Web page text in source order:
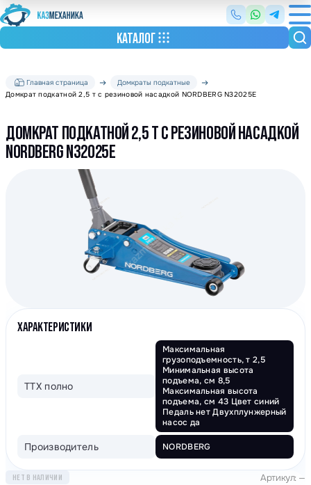
КАТАЛОГ
Главная страница
Домкраты подкатные
Домкрат подкатной 2,5 т с резиновой насадкой NORDBERG N32025E
ДОМКРАТ ПОДКАТНОЙ 2,5 Т С РЕЗИНОВОЙ НАСАДКОЙ
NORDBERG N32025E
ХАРАКТЕРИСТИКИ
ТТХ полно
Максимальная
грузоподъемность, т 2,5
Минимальная высота
подъема, см 8,5
Максимальная высота
подъема, см 43 Цвет синий
Педаль нет Двухплунжерный
насос да
Производитель NORDBERG
НЕТ В НАЛИЧИИ Артикул: —